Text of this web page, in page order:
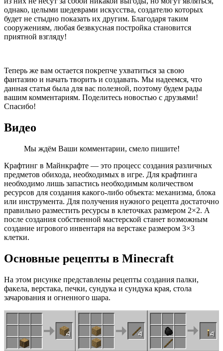
однако, целыми шедеврами искусства, создателю которых
будет не стыдно показать их другим. Благодаря таким
сооружениям, любая безвкусная постройка становится
приятной взгляду!
Теперь же вам остается покрепче ухватиться за свою
фантазию и начать творить и создавать. Мы надеемся, что
данная статья была для вас полезной, поэтому будем рады
вашим комментариям. Поделитесь новостью с друзьями!
Спасибо!
Видео
Мы ждём Ваши комментарии, смело пишите!
Крафтинг в Майнкрафте — это процесс создания различных
предметов обихода, необходимых в игре. Для крафтинга
необходимо лишь запастись необходимым количеством
ресурсов для создания какого-либо объекта: механизма, блока
или инструмента. Для получения нужного рецепта достаточно
правильно разместить ресурсы в клеточках размером 2×2. А
после создания собственной мастерской станет возможным
создание игрового инвентаря на верстаке размером 3×3
клетки.
Основные рецепты в Minecraft
На этом рисунке представлены рецепты создания палки,
факела, верстака, печки, сундука и сундука края, стола
зачарования и огненного шара.